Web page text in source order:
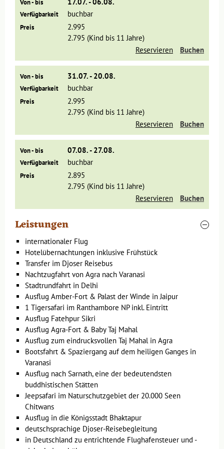
In Delhi bieten wir eine interessante Stadtrundfahrt an, bei
der ihr die Highlights der Stadt in kurzer Zeit erleben könnt.
Dabei besucht ihr auch, bei Möglichkeit, den eindrucksvollen
Akshardham Temple, ein modernes Meisterwerk
traditioneller indischer Architektur. Der Tempel beeindruckt
mit filigranen Steinmetzarbeiten, prächtigen Hallen und
seiner spirituellen Atmosphäre, die ihn zu einem der
bedeutendsten Kulturerlebnisse der Stadt macht.
Delhi ist voll von Reichtum und Glanz, Unternehmungslust,
Geschichte und musealen Schätzen. Viele der bekannten
Sehenswürdigkeiten und historischen Orte lassen sich in Alt-
Delhi finden, so zum Beispiel das Rote Fort, welches im 17.
Jahrhundert von den Moguln erbaut wurde oder auch die
größte Moschee Indiens, die Jama Masjid. Schlendert über
den Chandni Chowk und verspürt den Charme des "alten
Indien" auf diesem malerischen Basar.
Weiter südlich, schon zu Neu-Delhi gehörend, befindet sich
der Ort an demMahatma Gandhieingeäschert wurde: Raj
Ghat. Auch das Grabmal des Humayun, des ersten
Mogulherrschers, der in indischer Erde begraben wurde
findet sich nicht weit entfernt. Sein Grabmal wird auch als
Vorläufer des Taj Mahal bezeichnet. Im äußersten Süden
Delhis steht die Qutab Minar, die "Siegessäule des Islam" aus
dem 13. Jahrhundert, das älteste islamische Monument in
Von - bis
Verfügbarkeit buchbar
Preis
2.995
2.795 (Kind bis 11 Jahre)
Reservieren
Buchen
Von - bis 31.07. - 20.08.
Verfügbarkeit buchbar
Preis
2.995
2.795 (Kind bis 11 Jahre)
Reservieren
Buchen
Von - bis 07.08. - 27.08.
Verfügbarkeit buchbar
Preis
2.895
2.795 (Kind bis 11 Jahre)
Reservieren
Buchen
Leistungen
internationaler Flug
Hotelübernachtungen inklusive Frühstück
Transfer im Djoser Reisebus
Nachtzugfahrt von Agra nach Varanasi
Stadtrundfahrt in Delhi
Ausflug Amber-Fort & Palast der Winde in Jaipur
1 Tigersafari im Ranthambore NP inkl. Eintritt
Ausflug Fatehpur Sikri
Ausflug Agra-Fort & Baby Taj Mahal
Ausflug zum eindrucksvollen Taj Mahal in Agra
Bootsfahrt & Spaziergang auf dem heiligen Ganges in
Varanasi
Ausflug nach Sarnath, eine der bedeutendsten
buddhistischen Stätten
Jeepsafari im Naturschutzgebiet der 20.000 Seen
Chitwans
Ausflug in die Königsstadt Bhaktapur
deutschsprachige Djoser-Reisebegleitung
in Deutschland zu entrichtende Flughafensteuer und -